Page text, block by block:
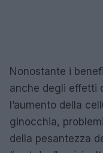
Nonostante i
anche degli effetti
l’aumento della
ginocchia,
della pesantezza